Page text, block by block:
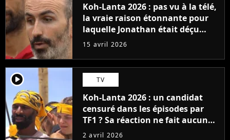
Koh-Lanta 2026 : pas vu à la télé,
la vraie raison étonnante pour
laquelle Jonathan était déçu
d'être éliminé
15 avril 2026
player2 TV
Koh-Lanta 2026 : un candidat
censuré dans les épisodes par
TF1 ? Sa réaction ne fait aucun
doute, "On m'a tellement moins
2 avril 2026